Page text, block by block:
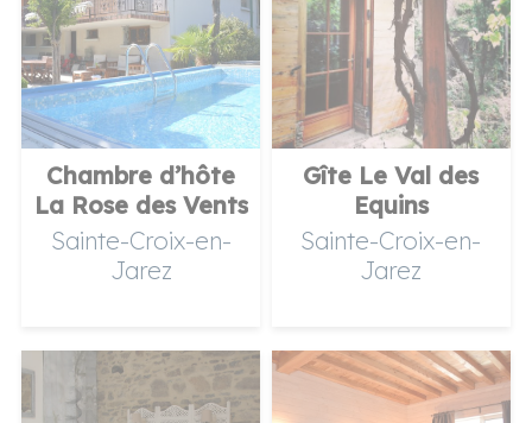
Chambre d’hôte
La Rose des Vents
Sainte-Croix-en-
Jarez
Gîte Le Val des
Equins
Sainte-Croix-en-
Jarez